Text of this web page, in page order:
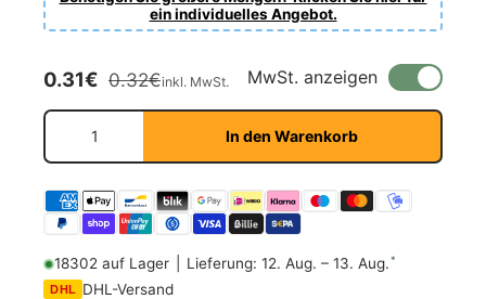
ein individuelles Angebot.
Verkaufspreis
0.31€ Normaler Preis
0.32€inkl. MwSt. MwSt. anzeigen
Anzahl
In den Warenkorb
18302 auf Lager Lieferung: 12. Aug. – 13. Aug.*
DHL DHL-Versand